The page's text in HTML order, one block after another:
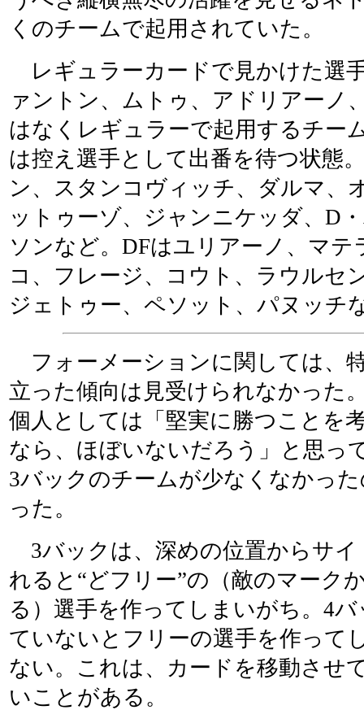
くのチームで起用されていた。
レギュラーカードで見かけた選
ァントン、ムトゥ、アドリアーノ
はなくレギュラーで起用するチー
は控え選手として出番を待つ状態
ン、スタンコヴィッチ、ダルマ、
ットゥーゾ、ジャンニケッダ、D
ソンなど。DFはユリアーノ、マテ
コ、フレージ、コウト、ラウルセ
ジェトゥー、ペソット、パヌッチ
フォーメーションに関しては、
立った傾向は見受けられなかった
個人としては「堅実に勝つことを
なら、ほぼいないだろう」と思っ
3バックのチームが少なくなかっ
った。
3バックは、深めの位置からサイ
れると“どフリー”の（敵のマーク
る）選手を作ってしまいがち。4
ていないとフリーの選手を作って
ない。これは、カードを移動させ
いことがある。